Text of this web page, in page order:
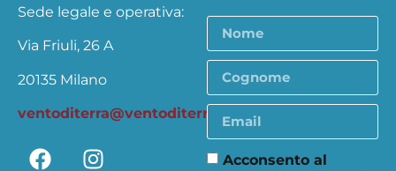
Sede legale e operativa:
Via Friuli, 26 A
20135 Milano
ventoditerra@ventoditerra.org
Acconsento al